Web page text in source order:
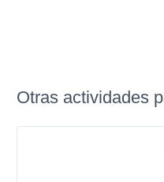
Otras actividades